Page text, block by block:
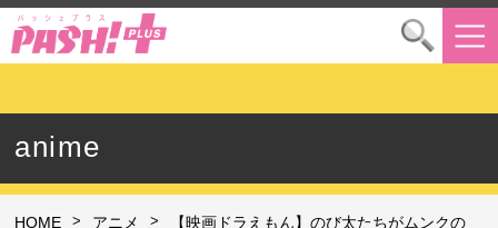
anime
HOME > アニメ >
【映画ドラえもん】のび太たちがムンクの